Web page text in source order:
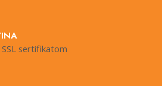
sertifikatom